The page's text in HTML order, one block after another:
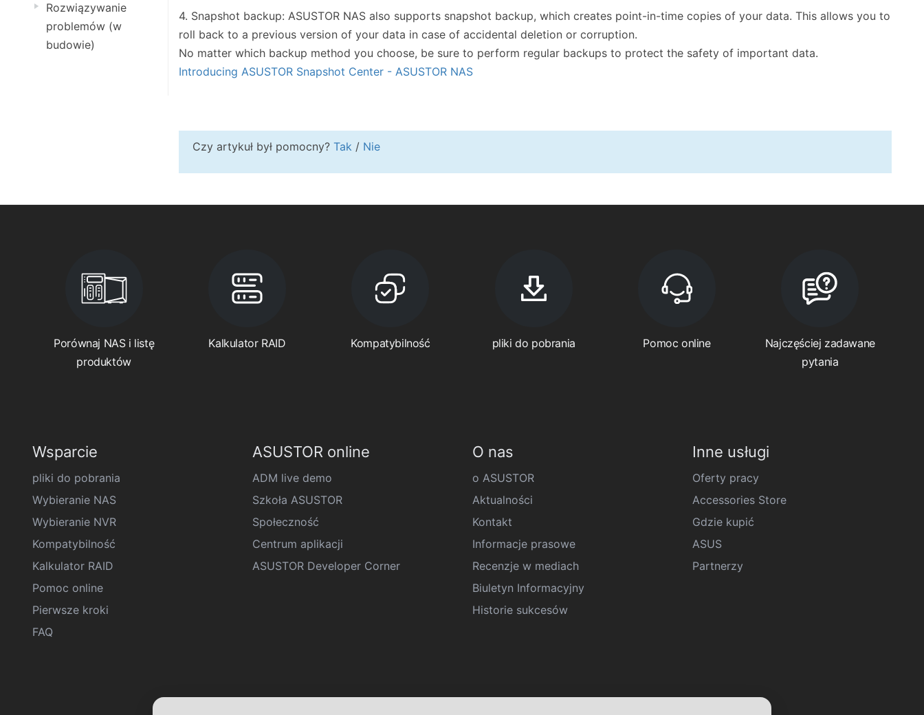
Rozwiązywanie
problemów (w
budowie)
4. Snapshot backup: ASUSTOR NAS also supports snapshot backup, which creates point-in-time copies of your data. This allows you to
roll back to a previous version of your data in case of accidental deletion or corruption.
No matter which backup method you choose, be sure to perform regular backups to protect the safety of important data.
Introducing ASUSTOR Snapshot Center - ASUSTOR NAS
Czy artykuł był pomocny?Tak / Nie
Porównaj NAS i listę
produktów
Kalkulator RAID Kompatybilność pliki do pobrania Pomoc online
Najczęściej zadawane
pytania
Wsparcie
pliki do pobrania
Wybieranie NAS
Wybieranie NVR
Kompatybilność
Kalkulator RAID
Pomoc online
Pierwsze kroki
FAQ
ASUSTOR online
ADM live demo
Szkoła ASUSTOR
Społeczność
Centrum aplikacji
ASUSTOR Developer Corner
O nas
o ASUSTOR
Aktualności
Kontakt
Informacje prasowe
Recenzje w mediach
Biuletyn Informacyjny
Historie sukcesów
Inne usługi
Oferty pracy
Accessories Store
Gdzie kupić
ASUS
Partnerzy